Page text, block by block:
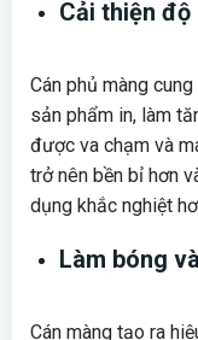
Cải thiện độ
Cán phủ màng
sản phẩm in, làm
được va chạm và
trở nên bền bỉ hơn
dụng khắc nghiệt
Làm bóng
Cán màng tạo ra